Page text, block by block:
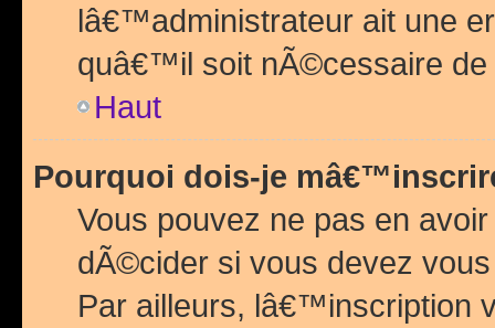
lâ€™administrateur ait une
quâ€™il soit nÃ©cessaire de
Haut
Pourquoi dois-je
Vous pouvez ne pas en
dÃ©cider si vous devez
Par ailleurs, lâ€™inscription